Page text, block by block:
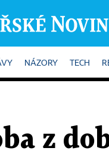
NÁZORY TECH
z